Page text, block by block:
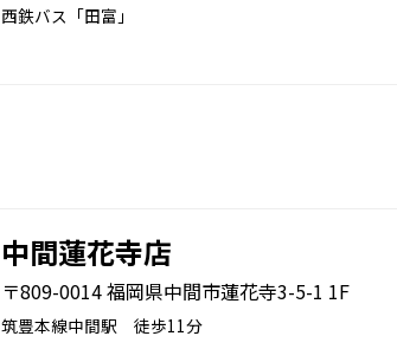
西鉄バス「田富」
中間蓮花寺店
〒809-0014 福岡県中間市蓮花寺3-5-1 1F
筑豊本線中間駅 徒歩11分